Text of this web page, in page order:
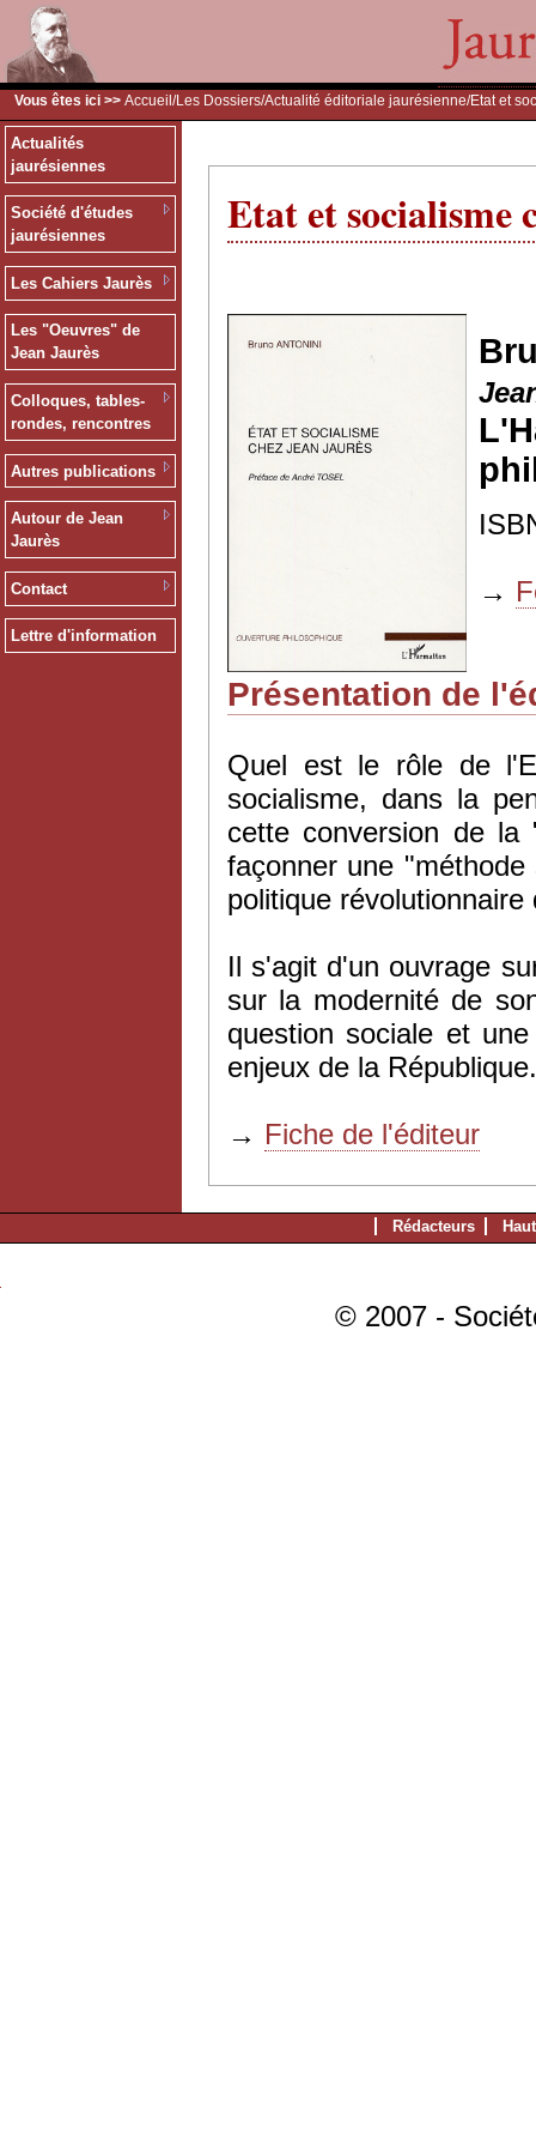
Vous êtes ici >> Accueil /Les Dossiers/Actualité éditoriale jaurésienne/Etat et
Actualités
jaurésiennes
Société d'études
jaurésiennes
Les Cahiers Jaurès
Les "Oeuvres" de
Jean Jaurès
Colloques, tables-
rondes, rencontres
Autres publications
Autour de Jean
Jaurès
Contact
Lettre d'information
Etat et socialisme
→
Présentation de
Quel est le rôle de
socialisme, dans la
cette conversion de la
façonner une
politique révolutionnaire
Il s'agit d'un ouvrage
sur la modernité de
question sociale et
enjeux de la République.
→ Fiche de l'éditeur
Rédacteurs
© 2007 -